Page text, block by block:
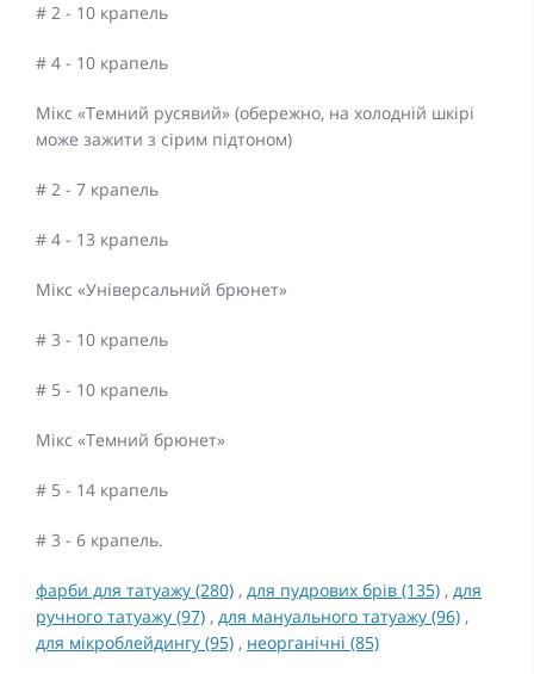
# 2 - 10 крапель
# 4 - 10 крапель
Мікс «Темний русявий» (обережно, на холодній шкірі
може зажити з сірим підтоном)
# 2 - 7 крапель
# 4 - 13 крапель
Мікс «Універсальний брюнет»
# 3 - 10 крапель
# 5 - 10 крапель
Мікс «Темний брюнет»
# 5 - 14 крапель
# 3 - 6 крапель.
фарби для татуажу (280) , для пудрових брів (135) , для
ручного татуажу (97) , для мануального татуажу (96) ,
для мікроблейдингу (95) , неорганічні (85)